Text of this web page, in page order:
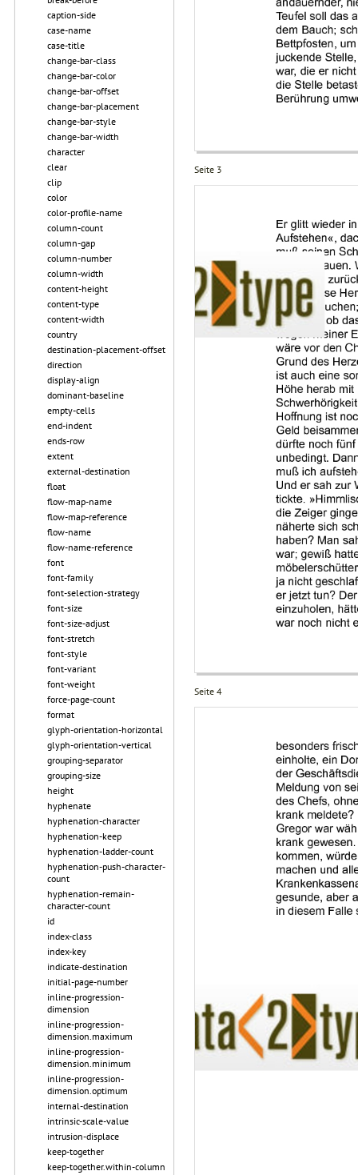
caption-side
case-name
case-title
change-bar-class
change-bar-color
change-bar-offset
change-bar-placement
change-bar-style
change-bar-width
character
clear
clip
color
color-profile-name
column-count
column-gap
column-number
column-width
content-height
content-type
content-width
country
destination-placement-offset
direction
display-align
dominant-baseline
empty-cells
end-indent
ends-row
extent
external-destination
float
flow-map-name
flow-map-reference
flow-name
flow-name-reference
font
font-family
font-selection-strategy
font-size
font-size-adjust
font-stretch
font-style
font-variant
font-weight
force-page-count
format
glyph-orientation-horizontal
glyph-orientation-vertical
grouping-separator
grouping-size
height
hyphenate
hyphenation-character
hyphenation-keep
hyphenation-ladder-count
hyphenation-push-character-
count
hyphenation-remain-
character-count
id
index-class
index-key
indicate-destination
initial-page-number
inline-progression-
dimension
inline-progression-
dimension.maximum
inline-progression-
dimension.minimum
inline-progression-
dimension.optimum
internal-destination
intrinsic-scale-value
intrusion-displace
keep-together
keep-together.within-column
Seite 3
Seite 4